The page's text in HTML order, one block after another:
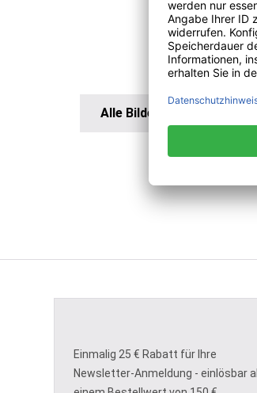
Alle Bilder anzeigen
Einmalig 25 € Rabatt für Ihre
Newsletter-Anmeldung - einlösbar